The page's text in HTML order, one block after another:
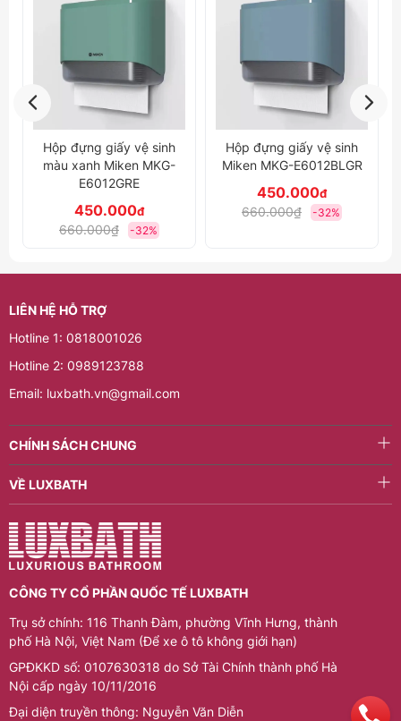
Hộp đựng giấy vệ sinh
Miken MKG-E6012BLGR
450.000
660.000₫ -32%
Hộp đựng giấy vệ sinh
Miken MKG-E6007R
440.000đ
680.000₫ -35%
CÔNG TY CỔ PHẦN QUỐC TẾ LUXBATH
Trụ sở chính: 116 Thanh Đàm, phường Vĩnh Hưng, thành
phố Hà Nội, Việt Nam (Để xe ô tô không giới hạn)
GPĐKKD số: 0107630318 do Sở Tài Chính thành phố Hà
Nội cấp ngày 10/11/2016
Đại diện truyền thông: Nguyễn Văn Diễn
VỀ LUXBATH
CHÍNH SÁCH CHUNG
LIÊN HỆ HỖ TRỢ
Hotline 1: 0818001026
Hotline 2: 0989123788
Email: luxbath.vn@gmail.com